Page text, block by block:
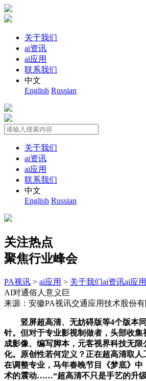
关于我们
ai资讯
ai应用
联系我们
中文
English Russian
关于我们
ai资讯
ai应用
联系我们
中文
English Russian
关注热点
聚焦行业峰会
PA视讯 > ai应用 > 关于我们ai资讯ai应用
AI对通俗人意义巨
来源：安徽PA视讯交通应用技术股份有
竖屏超高清、无妨碍版等4个版本同
针。但对于专业影视制做者，头部收
成影像、编写脚本，元客视界科技无
化。原创性若何定义？正在超高清取
在调整专业，马年春晚节目《梦底》
术的震动……“超高清不只是手艺的升